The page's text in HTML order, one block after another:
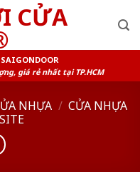
giá rẻ nhất tại TP.HCM
NHỰA / CỬA NHỰA